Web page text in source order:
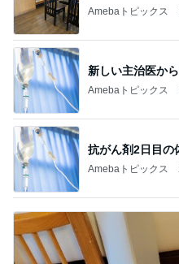
Amebaトピックス
新しい主治医か
Amebaトピックス
抗がん剤2日目の
Amebaトピックス